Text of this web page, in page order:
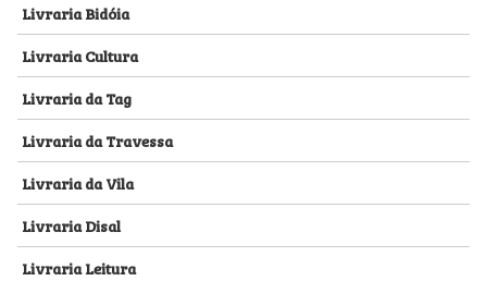
Livraria Bidóia
Livraria Cultura
Livraria da Tag
Livraria da Travessa
Livraria da Vila
Livraria Disal
Livraria Leitura